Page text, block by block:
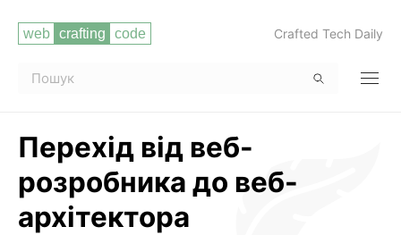
Crafted Tech Daily
Перехід від веб-
розробника до веб-
архітектораЧитати повністю